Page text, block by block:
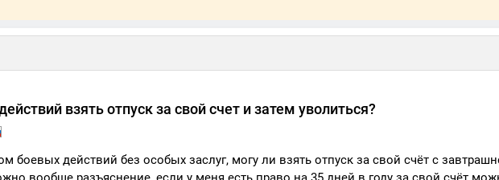
взять отпуск за свой счет и затем уволиться?
боевых действий без особых заслуг, могу ли взять отпуск за свой счёт с